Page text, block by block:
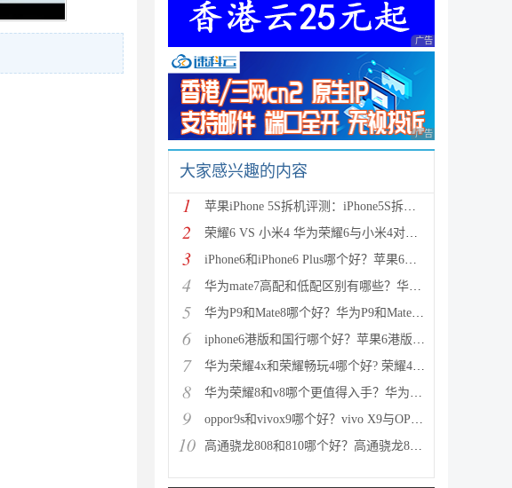
广告 商业广告，理性
广告 商业广告，理性
大家感兴趣的内容
1 苹果iPhone 5S拆机评测：iPhone5S拆机图解详细教程(真
2 荣耀6 VS 小米4 华为荣耀6与小米4对比评测（详细全面
3 iPhone6和iPhone6 Plus哪个好？苹果6和iPhone6 Plus区
4 华为mate7高配和低配区别有哪些？华为mate7低配(标准
5 华为P9和Mate8哪个好？华为P9和Mate8详细对比评测
6 iphone6港版和国行哪个好？苹果6港版和国行区别对比评
7 华为荣耀4x和荣耀畅玩4哪个好? 荣耀4x和荣耀畅玩4区别
8 华为荣耀8和v8哪个更值得入手？华为荣耀v8和荣耀8全面
9 oppor9s和vivox9哪个好？vivo X9与OPPO R9s区别对比深
10 高通骁龙808和810哪个好？高通骁龙808和810区别对比评